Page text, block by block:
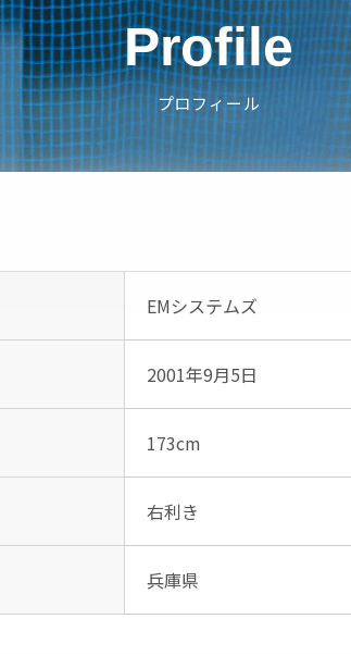
Profile
プロフィール
EMシステムズ
2001年9月5日
173cm
右利き
兵庫県